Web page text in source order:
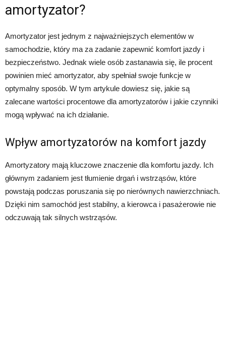
amortyzator?
Amortyzator jest jednym z najważniejszych elementów w
samochodzie, który ma za zadanie zapewnić komfort jazdy i
bezpieczeństwo. Jednak wiele osób zastanawia się, ile procent
powinien mieć amortyzator, aby spełniał swoje funkcje w
optymalny sposób. W tym artykule dowiesz się, jakie są
zalecane wartości procentowe dla amortyzatorów i jakie czynniki
mogą wpływać na ich działanie.
Wpływ amortyzatorów na komfort jazdy
Amortyzatory mają kluczowe znaczenie dla komfortu jazdy. Ich
głównym zadaniem jest tłumienie drgań i wstrząsów, które
powstają podczas poruszania się po nierównych nawierzchniach.
Dzięki nim samochód jest stabilny, a kierowca i pasażerowie nie
odczuwają tak silnych wstrząsów.